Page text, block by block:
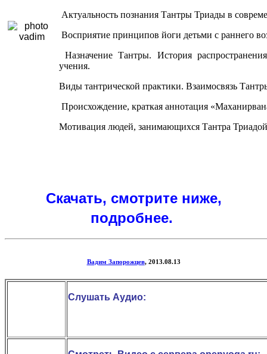
Актуальность познания Тантры Триады в
Восприятие принципов йоги детьми с раннего
Назначение Тантры. История
учения.
Виды тантрической практики. Взаимосвязь
Происхождение, краткая аннотация
Мотивация людей, занимающихся Тантра
Скачать, смотрите ниже,
подробнее.
Вадим Запорожцев, 2013.08.13
Слушать Аудио: